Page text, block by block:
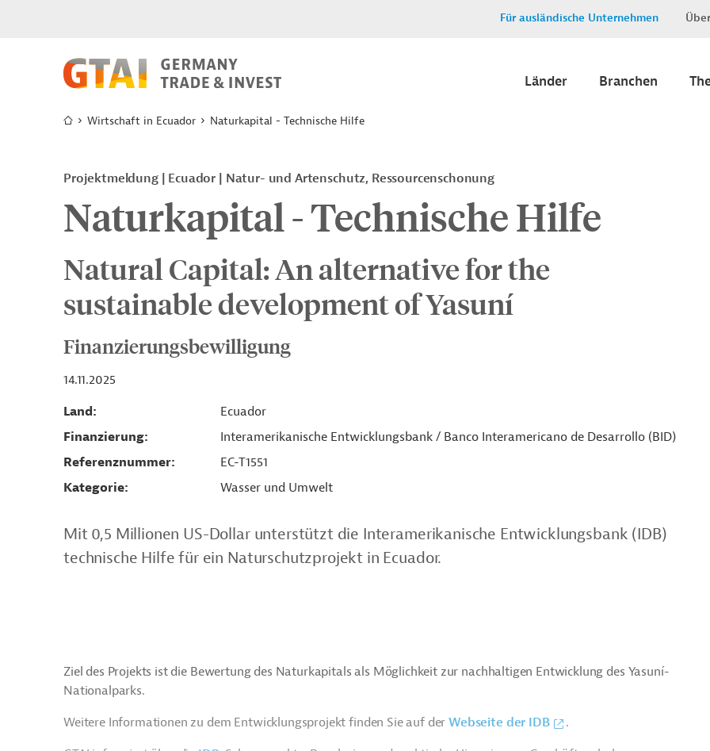
Für ausländische Unternehmen
Länder Branchen
Wirtschaft in Ecuador Naturkapital - Technische Hilfe
Projektmeldung Ecuador Natur- und Artenschutz, Ressourcenschonung
Naturkapital - Technische Hilfe
Natural Capital: An alternative for the
sustainable development of Yasuní
Finanzierungsbewilligung
14.11.2025
Land
Ecuador
Finanzierung
Interamerikanische Entwicklungsbank / Banco Interamericano de Desarrollo (BID)
Referenznummer
EC-T1551
Kategorie
Wasser und Umwelt
Mit 0,5 Millionen US-Dollar unterstützt die Interamerikanische Entwicklungsbank (IDB)
technische Hilfe für ein Naturschutzprojekt in Ecuador.
Ziel des Projekts ist die Bewertung des Naturkapitals als Möglichkeit zur nachhaltigen Entwicklung des Yasuní-
Nationalparks.
Weitere Informationen zu dem Entwicklungsprojekt finden Sie auf derWebseite der IDB
.